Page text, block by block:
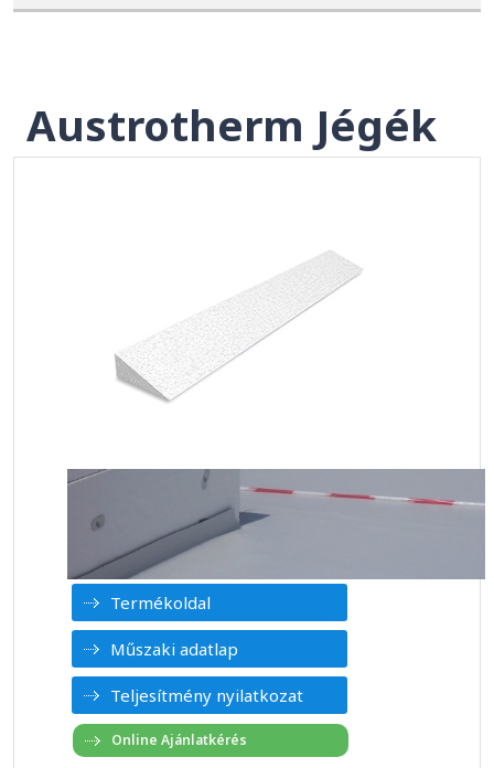
Austrotherm Jégék
Termékoldal
Műszaki adatlap
Teljesítmény nyilatkozat